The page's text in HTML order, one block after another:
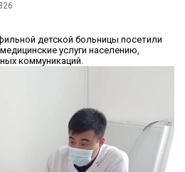
детской больницы посетили
услуги населению,
коммуникаций.